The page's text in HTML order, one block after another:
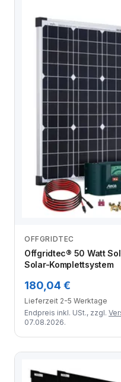
OFFGRIDTEC
Offgridtec® 50 Watt
Solar-Komplettsystem
180,04 €
Lieferzeit 2-5 Werktage
Endpreis inkl. USt., zzgl.
07.08.2026.